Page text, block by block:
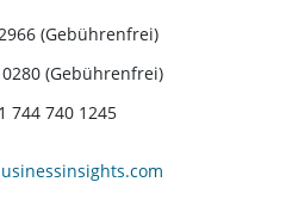
(Gebührenfrei)
(Gebührenfrei)
744 740 1245